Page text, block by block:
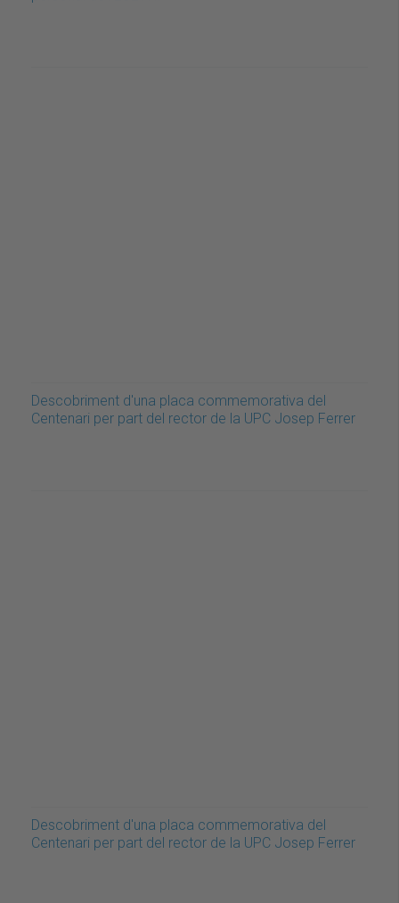
Descobriment d'una placa commemorativa del
Centenari per part del rector de la UPC Josep Ferrer
Descobriment d'una placa commemorativa del
Centenari per part del rector de la UPC Josep Ferrer